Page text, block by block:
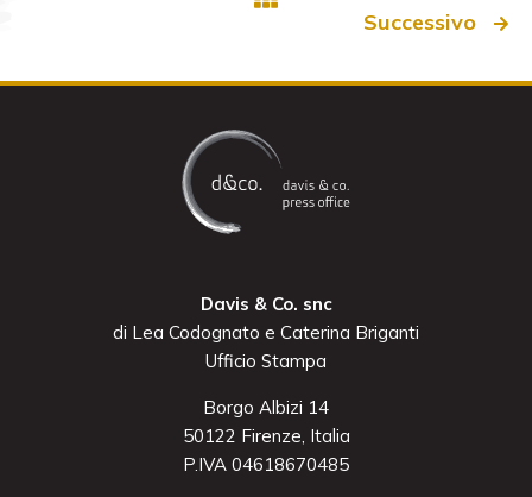
Successivo
Davis & Co. snc
di Lea Codognato e Caterina Briganti
Ufficio Stampa
Borgo Albizi 14
50122 Firenze, Italia
P.IVA 04618670485